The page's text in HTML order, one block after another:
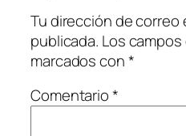
Tu dirección de
publicada. Los
marcados con*
Comentario*